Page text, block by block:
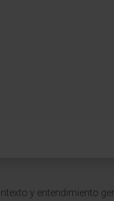
y entendimiento